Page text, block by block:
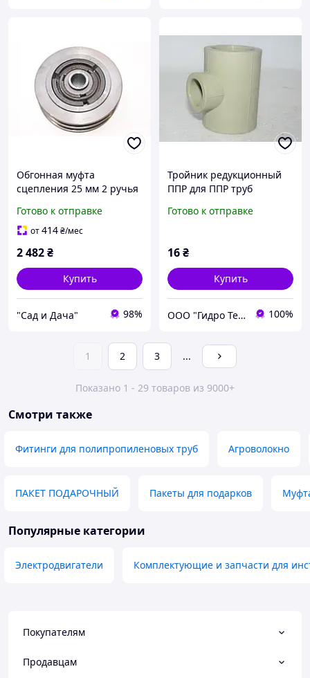
Обгонная муфта
сцепления 25 мм 2 ручья
Готово к отправке
от414₴/мес
2 482₴
Купить
"Сад и Дача" 98%
Тройник редукционный
ППР для ППР труб
Готово к отправке
16₴
Купить
ООО "Гидро Тех" 100%
1 2 3 ...
Показано 1 - 29 товаров из 9000+
Смотри также
Фитинги для полипропиленовых труб Агроволокно
ПАКЕТ ПОДАРОЧНЫЙ Пакеты для подарков
Популярные категории
Электродвигатели Комплектующие и запчасти для
Покупателям
Продавцам